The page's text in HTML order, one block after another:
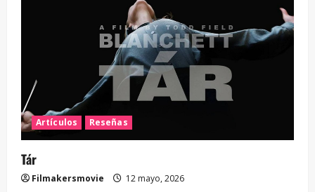
Artículos Reseñas
Tár
Filmakersmovie 12 mayo, 2026